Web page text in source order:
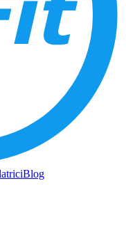
Blog